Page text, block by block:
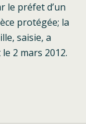
le préfet d’un
protégée; la
saisie, a
2 mars 2012.